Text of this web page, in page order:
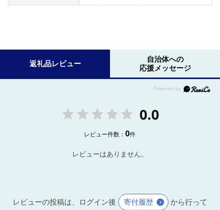
返礼品レビュー
自治体への
応援メッセージ
0.0
レビュー件数：0件
レビューはありません。
レビューの投稿は、ログイン後 寄付履歴
から行って